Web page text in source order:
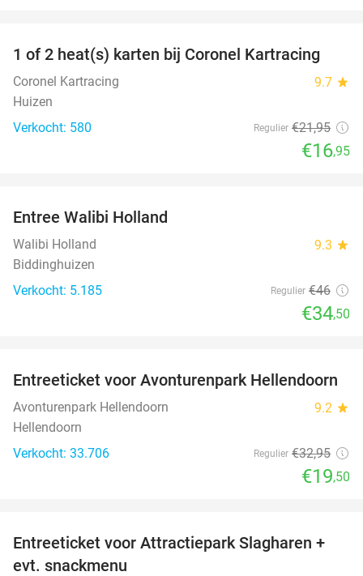
23%
1 of 2 heat(s) karten bij Coronel Kartracing
Coronel Kartracing 9.7 star
Huizen
Verkocht: 580
Regulier €21,95
€16,95
Entree Walibi Holland
Walibi Holland 9.3 star
Biddinghuizen
Verkocht: 5.185
Regulier €46
€34,50
41%
Entreeticket voor Avonturenpark Hellendoorn
Avonturenpark Hellendoorn 9.2 star
Hellendoorn
Verkocht: 33.706
Regulier €32,95
€19,50
41%
Entreeticket voor Attractiepark Slagharen +
evt. snackmenu